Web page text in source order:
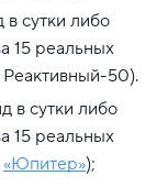
сутки либо
15 реальных
Реактивный-50).
в сутки либо
15 реальных
«Юпитер»);